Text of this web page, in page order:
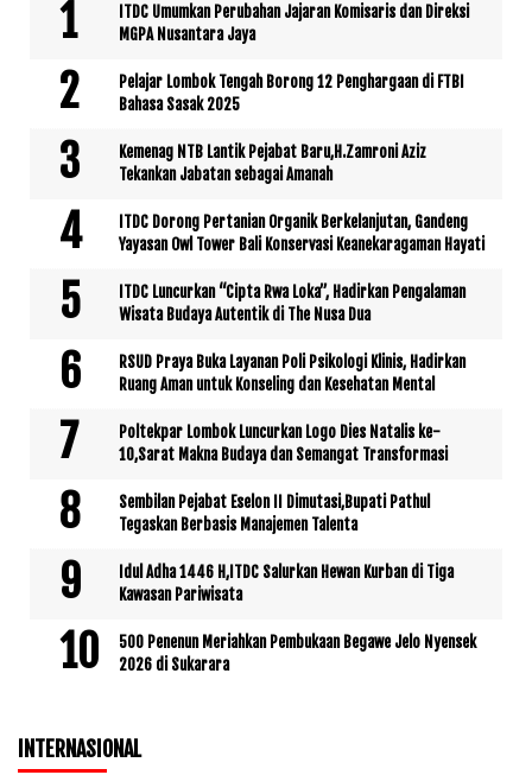
ITDC Umumkan Perubahan Jajaran Komisaris dan Direksi
MGPA Nusantara Jaya
Pelajar Lombok Tengah Borong 12 Penghargaan di FTBI
Bahasa Sasak 2025
Kemenag NTB Lantik Pejabat Baru,H.Zamroni Aziz
Tekankan Jabatan sebagai Amanah
ITDC Dorong Pertanian Organik Berkelanjutan, Gandeng
Yayasan Owl Tower Bali Konservasi Keanekaragaman Hayati
ITDC Luncurkan “Cipta Rwa Loka”, Hadirkan Pengalaman
Wisata Budaya Autentik di The Nusa Dua
RSUD Praya Buka Layanan Poli Psikologi Klinis, Hadirkan
Ruang Aman untuk Konseling dan Kesehatan Mental
Poltekpar Lombok Luncurkan Logo Dies Natalis ke-
10,Sarat Makna Budaya dan Semangat Transformasi
Sembilan Pejabat Eselon II Dimutasi,Bupati Pathul
Tegaskan Berbasis Manajemen Talenta
Idul Adha 1446 H,ITDC Salurkan Hewan Kurban di Tiga
Kawasan Pariwisata
500 Penenun Meriahkan Pembukaan Begawe Jelo Nyensek
2026 di Sukarara
INTERNASIONAL